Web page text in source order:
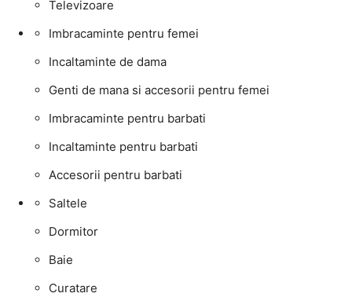
Televizoare
Imbracaminte pentru femei
Incaltaminte de dama
Genti de mana si accesorii pentru femei
Imbracaminte pentru barbati
Incaltaminte pentru barbati
Accesorii pentru barbati
Saltele
Dormitor
Baie
Curatare